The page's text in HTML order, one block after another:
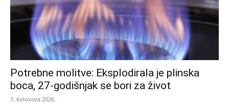
Potrebne molitve: Eksplodirala je plinska
boca, 27-godišnjak se bori za život
7. kolovoza 2026.